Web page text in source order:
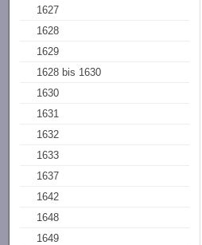
1627
1628
1629
1628 bis 1630
1630
1631
1632
1633
1637
1642
1648
1649